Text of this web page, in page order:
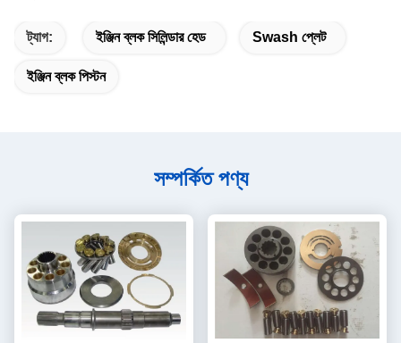
ট্যাগ: ইঞ্জিন ব্লক সিলিন্ডার হেড Swash প্লেট
ইঞ্জিন ব্লক পিস্টন
সম্পর্কিত পণ্য